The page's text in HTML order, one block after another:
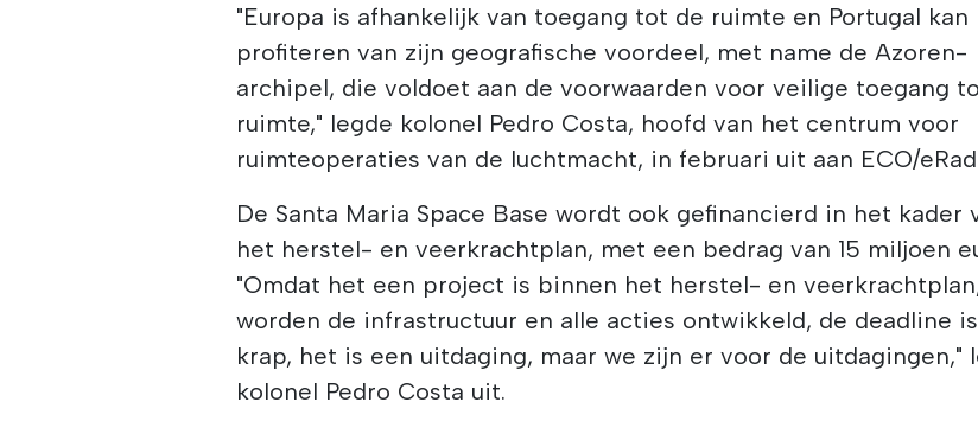
"Europa is afhankelijk van toegang tot de ruimte en Portugal kan
profiteren van zijn geografische voordeel, met name de Azoren-
archipel, die voldoet aan de voorwaarden voor veilige toegang
ruimte," legde kolonel Pedro Costa, hoofd van het centrum voor
ruimteoperaties van de luchtmacht, in februari uit aan ECO/
De Santa Maria Space Base wordt ook gefinancierd in het kader
het herstel- en veerkrachtplan, met een bedrag van 15 miljoen
"Omdat het een project is binnen het herstel- en
worden de infrastructuur en alle acties ontwikkeld, de deadline is
krap, het is een uitdaging, maar we zijn er voor de uitdagingen,"
kolonel Pedro Costa uit.